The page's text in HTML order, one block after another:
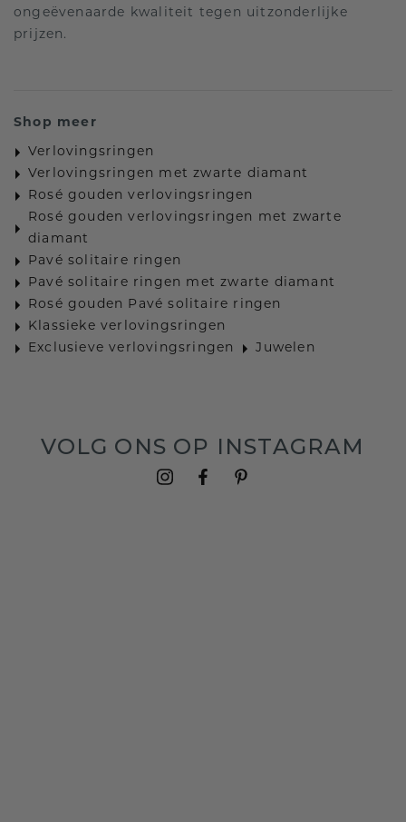
ongeëvenaarde kwaliteit tegen uitzonderlijke
prijzen.
Shop meer
Verlovingsringen
Verlovingsringen met zwarte diamant
Rosé gouden verlovingsringen
Rosé gouden verlovingsringen met zwarte
diamant
Pavé solitaire ringen
Pavé solitaire ringen met zwarte diamant
Rosé gouden Pavé solitaire ringen
Klassieke verlovingsringen
Exclusieve verlovingsringen
Juwelen
VOLG ONS OP INSTAGRAM